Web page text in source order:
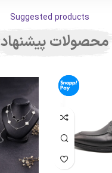
Suggested products
محصولات